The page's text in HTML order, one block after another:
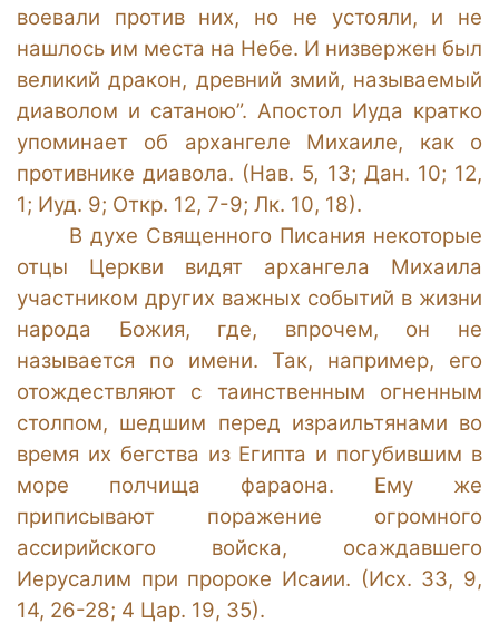
воевали против них, но не устояли, и не
нашлось им места на Небе. И низвержен был
великий дракон, древний змий, называемый
диаволом и сатаною”. Апостол Иуда кратко
упоминает об архангеле Михаиле, как о
противнике диавола. (Нав. 5, 13; Дан. 10; 12,
1; Иуд. 9; Откр. 12, 7-9; Лк. 10, 18).
В духе Священного Писания некоторые
отцы Церкви видят архангела Михаила
участником других важных событий в жизни
народа Божия, где, впрочем, он не
называется по имени. Так, например, его
отождествляют с таинственным огненным
столпом, шедшим перед израильтянами во
время их бегства из Египта и погубившим в
море полчища фараона. Ему же
приписывают поражение огромного
ассирийского войска, осаждавшего
Иерусалим при пророке Исаии. (Исх. 33, 9,
14, 26-28; 4 Цар. 19, 35).